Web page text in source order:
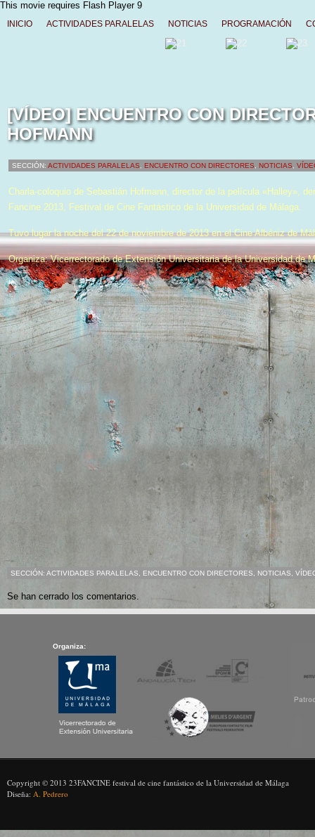
This movie requires Flash Player 9
INICIO ACTIVIDADES PARALELAS NOTICIAS PROGRAMACIÓN
[VÍDEO] ENCUENTRO CON
HOFMANN
SECCIÓN: ACTIVIDADES PARALELAS ENCUENTRO CON DIRECTORES NOTICIAS
Charla-coloquio de Sebastián Hofmann, director de la película «Halley»,
Fancine 2013, Festival de Cine Fantástico de la Universidad de Málaga.
Tuvo lugar la noche del 22 de noviembre de 2013 en el Cine Albéniz de
Organiza: Vicerrectorado de Extensión Universitaria de la Universidad de
SECCIÓN: ACTIVIDADES PARALELAS ENCUENTRO CON DIRECTORES NOTICIAS
Se han cerrado los comentarios.
Organiza:
Copyright © 2013 23FANCINE festival de cine fantástico de la Universidad de Málaga
Diseña: A. Pedrero